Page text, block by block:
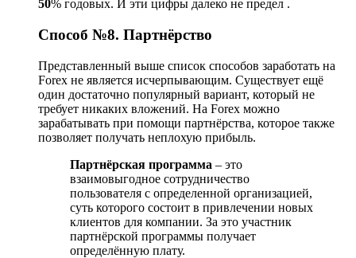
50% годовых. И эти цифры далеко не предел .
Способ №8. Партнёрство
Представленный выше список способов заработать на
Forex не является исчерпывающим. Существует ещё
один достаточно популярный вариант, который не
требует никаких вложений. На Forex можно
зарабатывать при помощи партнёрства, которое также
позволяет получать неплохую прибыль.
Партнёрская программа – это
взаимовыгодное сотрудничество
пользователя с определенной организацией,
суть которого состоит в привлечении новых
клиентов для компании. За это участник
партнёрской программы получает
определённую плату.